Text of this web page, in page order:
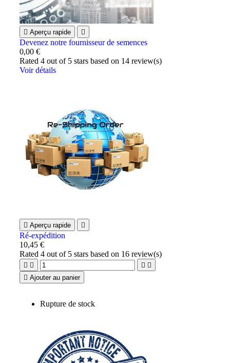
 Aperçu rapide 
Devenez notre fournisseur de semences
0,00 €
Rated4 out of 5 stars based on 14 review(s)
Voir détails
 Aperçu rapide 
Ré-expédition
10,45 €
Rated4 out of 5 stars based on 16 review(s)
   
 Ajouter au panier
Rupture de stock